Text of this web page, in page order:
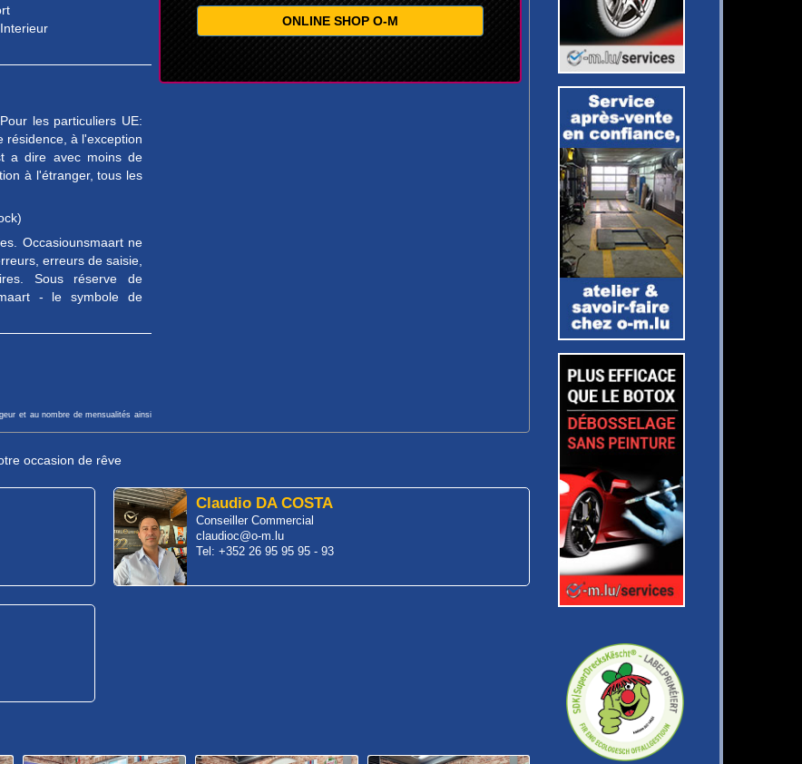
les particuliers UE:
résidence, à l'exception
a dire avec moins de
à l'étranger, tous les
Occasiounsmaart ne
erreurs de saisie,
Sous réserve de
- le symbole de
et au nombre de mensualités ainsi
ONLINE SHOP O-M
occasion de rêve
Claudio DA COSTA
Conseiller Commercial
claudioc@o-m.lu
Tel: +352 26 95 95 95 - 93